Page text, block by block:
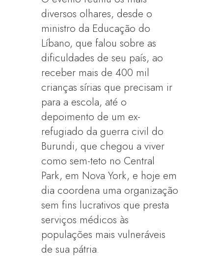
diversos olhares, desde o
ministro da Educação do
Líbano, que falou sobre as
dificuldades de seu país, ao
receber mais de 400 mil
crianças sírias que precisam ir
para a escola, até o
depoimento de um ex-
refugiado da guerra civil do
Burundi, que chegou a viver
como sem-teto no Central
Park, em Nova York, e hoje em
dia coordena uma organização
sem fins lucrativos que presta
serviços médicos às
populações mais vulneráveis
de sua pátria.